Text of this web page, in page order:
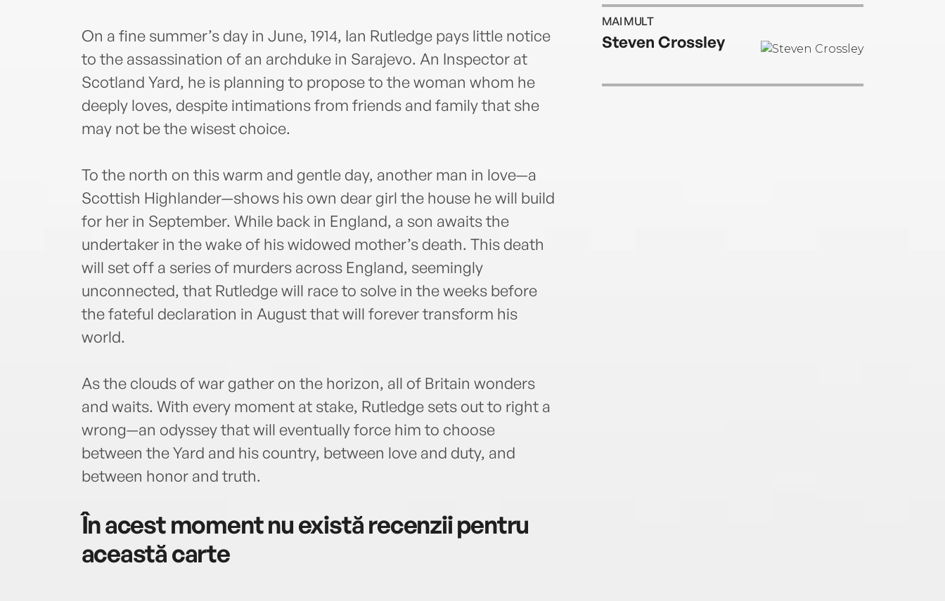
On a fine summer’s day in June, 1914, Ian Rutledge pays little notice
to the assassination of an archduke in Sarajevo. An Inspector at
Scotland Yard, he is planning to propose to the woman whom he
deeply loves, despite intimations from friends and family that she
may not be the wisest choice.
To the north on this warm and gentle day, another man in love—a
Scottish Highlander—shows his own dear girl the house he will build
for her in September. While back in England, a son awaits the
undertaker in the wake of his widowed mother’s death. This death
will set off a series of murders across England, seemingly
unconnected, that Rutledge will race to solve in the weeks before
the fateful declaration in August that will forever transform his
world.
As the clouds of war gather on the horizon, all of Britain wonders
and waits. With every moment at stake, Rutledge sets out to right a
wrong—an odyssey that will eventually force him to choose
between the Yard and his country, between love and duty, and
between honor and truth.
În acest moment nu există recenzii pentru
această carte
MAI MULT
Steven Crossley